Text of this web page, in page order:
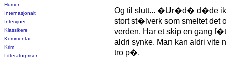
Humor
Internasjonalt
Intervjuer
Klassikere
Kommentar
Krim
Litteraturpriser
Og til slutt... �Ur�d� d�de
stort st�lverk som smeltet det
verden. Har et skip en gang
aldri synke. Man kan aldri vite
tro p�.